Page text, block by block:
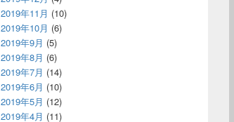
2019年11月 (10)
2019年10月 (6)
2019年9月 (5)
2019年8月 (6)
2019年7月 (14)
2019年6月 (10)
2019年5月 (12)
2019年4月 (11)